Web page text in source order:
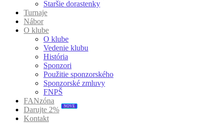
Staršie dorastenky
Turnaje
Nábor
O klube
O klube
Vedenie klubu
História
Sponzori
Použitie sponzorského
Sponzorské zmluvy
FNPŠ
FANzóna
Darujte 2%
NOVÉ
Kontakt